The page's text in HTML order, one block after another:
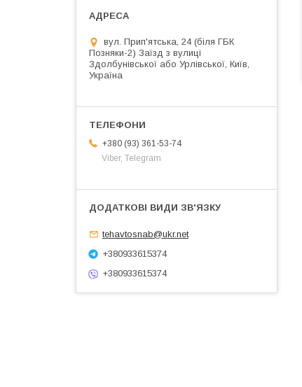
вул. Прип'ятська, 24 (біля ГБК
Позняки-2) Заїзд з вулиці
Здолбунівської або Урлівської, Київ,
Україна
+380 (93) 361-53-74
Viber, Telegram
tehavtosnab@ukr.net
+380933615374
+380933615374